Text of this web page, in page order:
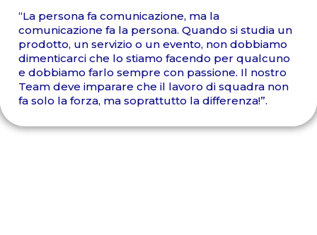
“La persona fa comunicazione, ma la
comunicazione fa la persona. Quando si studia un
prodotto, un servizio o un evento, non dobbiamo
dimenticarci che lo stiamo facendo per qualcuno
e dobbiamo farlo sempre con passione. Il nostro
Team deve imparare che il lavoro di squadra non
fa solo la forza, ma soprattutto la differenza!”.